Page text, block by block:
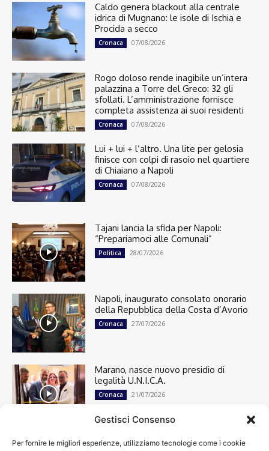
Gestisci Consenso
Per fornire le migliori esperienze, utilizziamo tecnologie come i cookie
Caldo genera blackout alla centrale
idrica di Mugnano: le isole di Ischia e
Procida a secco
Cronaca 07/08/2026
Rogo doloso rende inagibile un’intera
palazzina a Torre del Greco: 32 gli
sfollati. L’amministrazione fornisce
completa assistenza ai suoi residenti
Cronaca 07/08/2026
Lui + lui + l’altro. Una lite per gelosia
finisce con colpi di rasoio nel quartiere
di Chiaiano a Napoli
Cronaca 07/08/2026
Tajani lancia la sfida per Napoli:
“Prepariamoci alle Comunali”
Politica 28/07/2026
Napoli, inaugurato consolato onorario
della Repubblica della Costa d’Avorio
Cronaca 27/07/2026
Marano, nasce nuovo presidio di
legalità U.N.I.C.A.
Cronaca 21/07/2026
Cronaca 13498